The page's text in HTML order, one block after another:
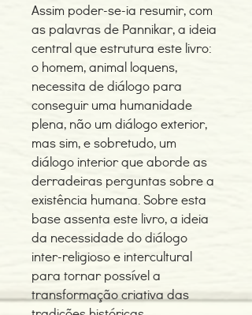
Assim poder-se-ia resumir, com
as palavras de Pannikar, a ideia
central que estrutura este livro:
o homem, animal loquens,
necessita de diálogo para
conseguir uma humanidade
plena, não um diálogo exterior,
mas sim, e sobretudo, um
diálogo interior que aborde as
derradeiras perguntas sobre a
existência humana. Sobre esta
base assenta este livro, a ideia
da necessidade do diálogo
inter-religioso e intercultural
para tornar possível a
transformação criativa das